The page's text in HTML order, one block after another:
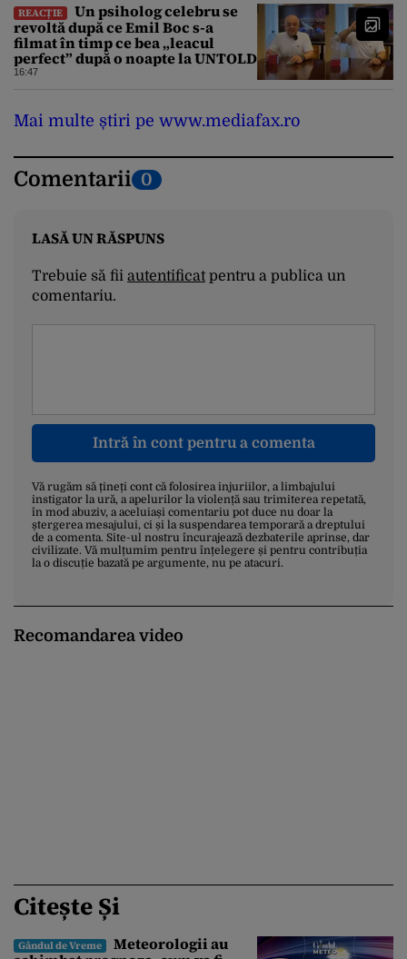
REACȚIE
Un psiholog celebru se
revoltă după ce Emil Boc s-a
filmat în timp ce bea „leacul
perfect” după o noapte la UNTOLD
16:47
Mai multe știri pe www.mediafax.ro
Comentarii 0
LASĂ UN RĂSPUNS
Trebuie să fii autentificatpentru a publica un
comentariu.
Intră în cont pentru a comenta
Vă rugăm să țineți cont că folosirea injuriilor, a limbajului
instigator la ură, a apelurilor la violență sau trimiterea repetată,
în mod abuziv, a aceluiași comentariu pot duce nu doar la
ștergerea mesajului, ci și la suspendarea temporară a dreptului
de a comenta. Site-ul nostru încurajează dezbaterile aprinse, dar
civilizate. Vă mulțumim pentru înțelegere și pentru contribuția
la o discuție bazată pe argumente, nu pe atacuri.
Recomandarea video
Citește Și
Gândul de Vreme
Meteorologii au